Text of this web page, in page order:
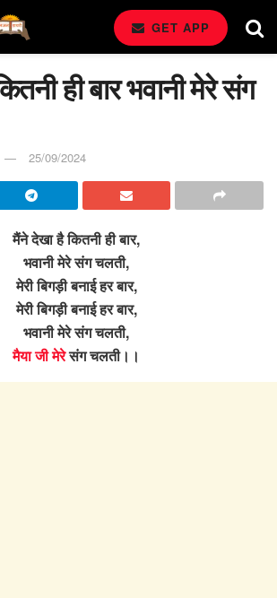
GET APP
ही बार भवानी मेरे संग
25/09/2024
मैंने देखा है कितनी ही बार,
भवानी मेरे संग चलती,
मेरी बिगड़ी बनाई हर बार,
मेरी बिगड़ी बनाई हर बार,
भवानी मेरे संग चलती,
मैया जी मेरेसंग चलती।।